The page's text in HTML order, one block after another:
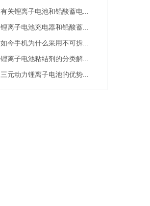
有关锂离子电池和铅酸蓄电...
锂离子电池充电器和铅酸蓄...
如今手机为什么采用不可拆...
锂离子电池粘结剂的分类解...
三元动力锂离子电池的优势...